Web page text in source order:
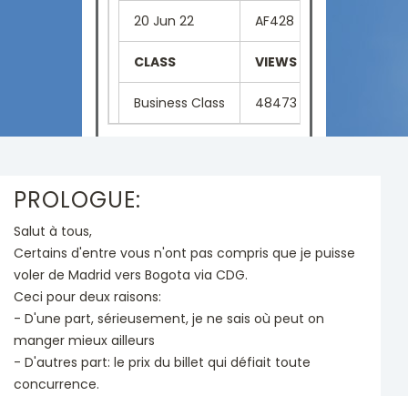
20 Jun 22 AF428
CLASS VIEWS
Business Class 48473
PROLOGUE:
Salut à tous,
Certains d'entre vous n'ont pas compris que je puisse
voler de Madrid vers Bogota via CDG.
Ceci pour deux raisons:
- D'une part, sérieusement, je ne sais où peut on
manger mieux ailleurs
- D'autres part: le prix du billet qui défiait toute
concurrence.